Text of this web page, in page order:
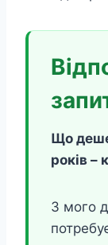
Що
років –
З мого